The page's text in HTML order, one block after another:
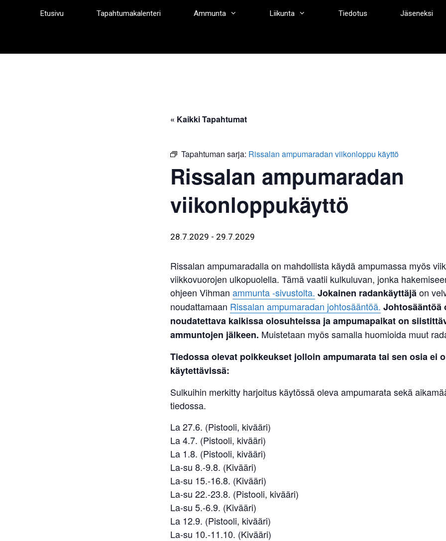
Etusivu Tapahtumakalenteri Ammunta Liikunta Tiedotus Jäseneksi
« Kaikki Tapahtumat
Tapahtuman sarja: Rissalan ampumaradan viikonloppu käyttö
Rissalan ampumaradan
viikonloppukäyttö
28.7.2029 - 29.7.2029
Rissalan ampumaradalla on mahdollista käydä ampumassa myös
viikkovuorojen ulkopuolella. Tämä vaatii kulkuluvan, jonka
ohjeen Vihman ammunta -sivustolta. Jokainen radankäyttäjäon
noudattamaan Rissalan ampumaradan johtosääntöä. Johtosääntöä
noudatettava kaikissa olosuhteissa ja ampumapaikat on
ammuntojen jälkeen. Muistetaan myös samalla huomioida muut
Tiedossa olevat poikkeukset jolloin ampumarata tai sen osia ei
käytettävissä:
Sulkuihin merkitty harjoitus käytössä oleva ampumarata sekä
tiedossa.
La 27.6. (Pistooli, kivääri)
La 4.7. (Pistooli, kivääri)
La 1.8. (Pistooli, kivääri)
La-su 8.-9.8. (Kivääri)
La-su 15.-16.8. (Kivääri)
La-su 22.-23.8. (Pistooli, kivääri)
La-su 5.-6.9. (Kivääri)
La 12.9. (Pistooli, kivääri)
La-su 10.-11.10. (Kivääri)